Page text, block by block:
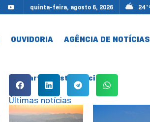
quinta-feira, agosto 6, 2026 24
OUVIDORIA AGÊNCIA DE NOTÍCIAS
Compartilhe esta notícia:
Últimas notícias